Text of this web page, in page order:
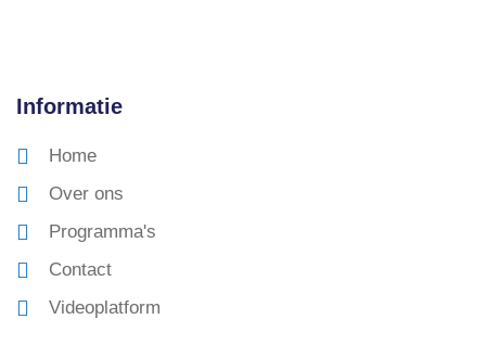
Informatie
Home
Over ons
Programma's
Contact
Videoplatform